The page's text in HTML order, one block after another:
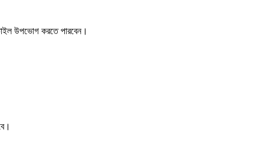
উপভোগ করতে পারবেন।